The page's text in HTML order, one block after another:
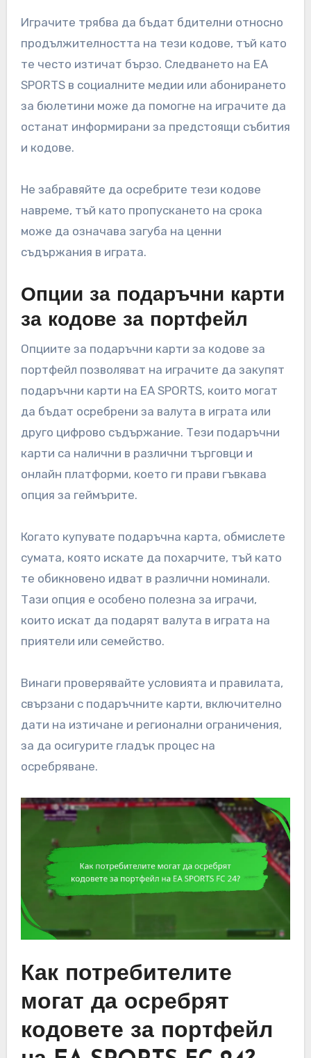
Играчите трябва да бъдат бдителни относно
продължителността на тези кодове, тъй като
те често изтичат бързо. Следването на EA
SPORTS в социалните медии или абонирането
за бюлетини може да помогне на играчите да
останат информирани за предстоящи събития
и кодове.
Не забравяйте да осребрите тези кодове
навреме, тъй като пропускането на срока
може да означава загуба на ценни
съдържания в играта.
Опции за подаръчни карти
за кодове за портфейл
Опциите за подаръчни карти за кодове за
портфейл позволяват на играчите да закупят
подаръчни карти на EA SPORTS, които могат
да бъдат осребрени за валута в играта или
друго цифрово съдържание. Тези подаръчни
карти са налични в различни търговци и
онлайн платформи, което ги прави гъвкава
опция за геймърите.
Когато купувате подаръчна карта, обмислете
сумата, която искате да похарчите, тъй като
те обикновено идват в различни номинали.
Тази опция е особено полезна за играчи,
които искат да подарят валута в играта на
приятели или семейство.
Винаги проверявайте условията и правилата,
свързани с подаръчните карти, включително
дати на изтичане и регионални ограничения,
за да осигурите гладък процес на
осребряване.
Как потребителите
могат да осребрят
кодовете за портфейл